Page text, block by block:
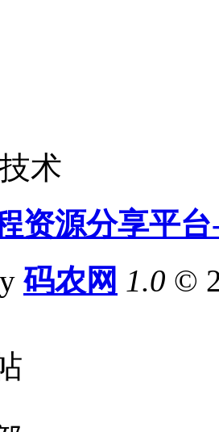
术
资源分享平
码农网 1.0 ©